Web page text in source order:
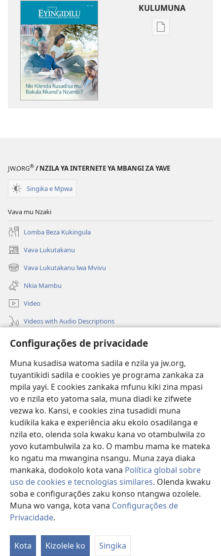
Configurações de privacidade
Muna kusadisa watoma sadila e nzila ya jw.org,
tuyantikidi sadila e cookies ye programa zankaka za
mpila yayi. E cookies zankaka mfunu kiki zina mpasi
vo e nzila eto yatoma sala, muna diadi ke zifwete
vezwa ko. Kansi, e cookies zina tusadidi muna
kudikila kaka e experiência aku ekolo osadilanga e
nzila eto, olenda sola kwaku kana vo otambulwila zo
yovo kutambulwila za ko. O mambu mama ke mateka
ko ngatu ma mwangina nsangu. Muna zaya diaka
mankaka, dodokolo kota vana Política global sobre
uso de cookies e tecnologias similares. Olenda kwaku
soba e configurações zaku konso ntangwa ozolele.
Muna wo vanga, kota vana Configurações de
Privacidade.
Kota Kizolele ko Singika
KULUMUNA
Kulumuna
Bakula
JW.ORG® / NZILA YA INTERNETE YA MBANGI ZA YAVE
Singika e Mpwa
Vava mu Nzaki
Lomba Beza Kukingula
Vava Lukutakanu
(opens
new
window)
Vava Lukutakanu lwa Mvivu
(opens
new
window)
Nkia Mambu
Video
Videos with Audio Descriptions
Vavulula
(opens
new
window)LUNDILU DIA NKANDA mia Mbangi za Yave mu Internete™
(opens
new
window)JW Hub
(opens
new
window)Aplicativo JW Library ®
Copyright© 2026 Watch Tower Bible and Tract Society of Pennsylvania.
MPILA YASADILA SITE